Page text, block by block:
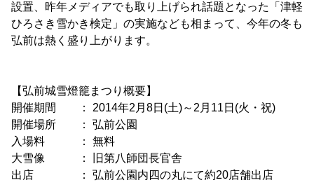
設置、昨年メディアでも取り上げられ話題となった「津軽
ひろさき雪かき検定」の実施なども相まって、今年の冬も
弘前は熱く盛り上がります。
【弘前城雪燈籠まつり概要】
開催期間 ： 2014年2月8日(土)～2月11日(火・祝)
開催場所 ： 弘前公園
入場料 ： 無料
大雪像 ： 旧第八師団長官舎
出店 ： 弘前公園内四の丸にて約20店舗出店